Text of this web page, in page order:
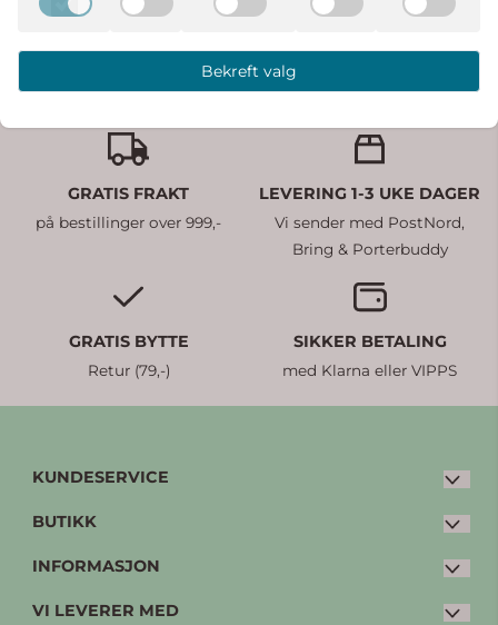
GRATIS FRAKT
på bestillinger over 999,-
LEVERING 1-3 UKE DAGER
Vi sender med PostNord,
Bring & Porterbuddy
GRATIS BYTTE
Retur (79,-)
SIKKER BETALING
med Klarna eller VIPPS
KUNDESERVICE
E-post:
3086 Holmestrand
BUTIKK
Kjøpsvilkår
Personvern
INFORMASJON
Bytte og retur
VI LEVERER MED
Bekreft valg